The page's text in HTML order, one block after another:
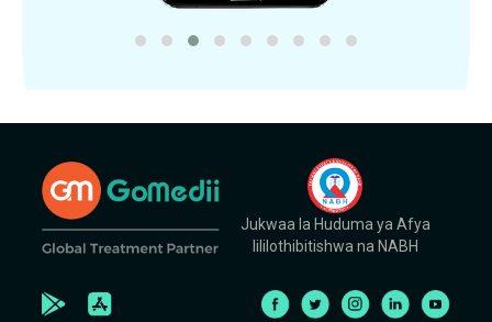
Jukwaa la Huduma ya Afya
lililothibitishwa na NABH